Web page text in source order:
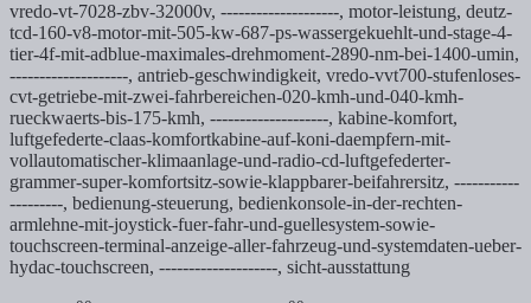
vredo-vt-7028-zbv-32000v, --------------------, motor-leistung, deutz-
tcd-160-v8-motor-mit-505-kw-687-ps-wassergekuehlt-und-stage-4-
tier-4f-mit-adblue-maximales-drehmoment-2890-nm-bei-1400-umin,
--------------------, antrieb-geschwindigkeit, vredo-vvt700-stufenloses-
cvt-getriebe-mit-zwei-fahrbereichen-020-kmh-und-040-kmh-
rueckwaerts-bis-175-kmh, --------------------, kabine-komfort,
luftgefederte-claas-komfortkabine-auf-koni-daempfern-mit-
vollautomatischer-klimaanlage-und-radio-cd-luftgefederter-
grammer-super-komfortsitz-sowie-klappbarer-beifahrersitz, -----------
---------, bedienung-steuerung, bedienkonsole-in-der-rechten-
armlehne-mit-joystick-fuer-fahr-und-guellesystem-sowie-
touchscreen-terminal-anzeige-aller-fahrzeug-und-systemdaten-ueber-
hydac-touchscreen, --------------------, sicht-ausstattung